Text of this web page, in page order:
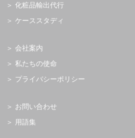
化粧品輸出代行
ケーススタディ
会社案内
私たちの使命
プライバシーポリシー
お問い合わせ
用語集